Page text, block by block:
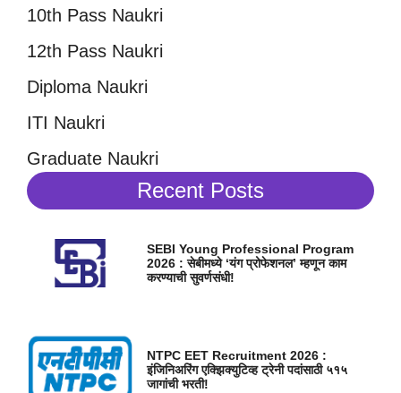
10th Pass Naukri
12th Pass Naukri
Diploma Naukri
ITI Naukri
Graduate Naukri
Recent Posts
SEBI Young Professional Program
2026 : सेबीमध्ये ‘यंग प्रोफेशनल’ म्हणून काम
करण्याची सुवर्णसंधी!
NTPC EET Recruitment 2026 :
इंजिनिअरिंग एक्झिक्युटिव्ह ट्रेनी पदांसाठी ५१५
जागांची भरती!